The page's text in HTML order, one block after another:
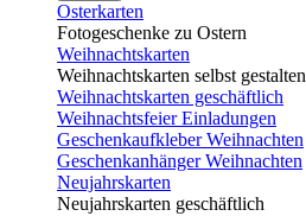
Osterkarten
Fotogeschenke zu Ostern
Weihnachtskarten
Weihnachtskarten selbst gestalten
Weihnachtskarten geschäftlich
Weihnachtsfeier Einladungen
Geschenkaufkleber Weihnachten
Geschenkanhänger Weihnachten
Neujahrskarten
Neujahrskarten geschäftlich